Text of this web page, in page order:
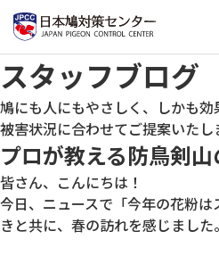
スタッフブログ
鳩にも人にもやさしく、しかも
被害状況に合わせてご提案いたし
プロが教える防鳥剣
皆さん、こんにちは！
今日、ニュースで「今年の花粉
きと共に、春の訪れを感じました。